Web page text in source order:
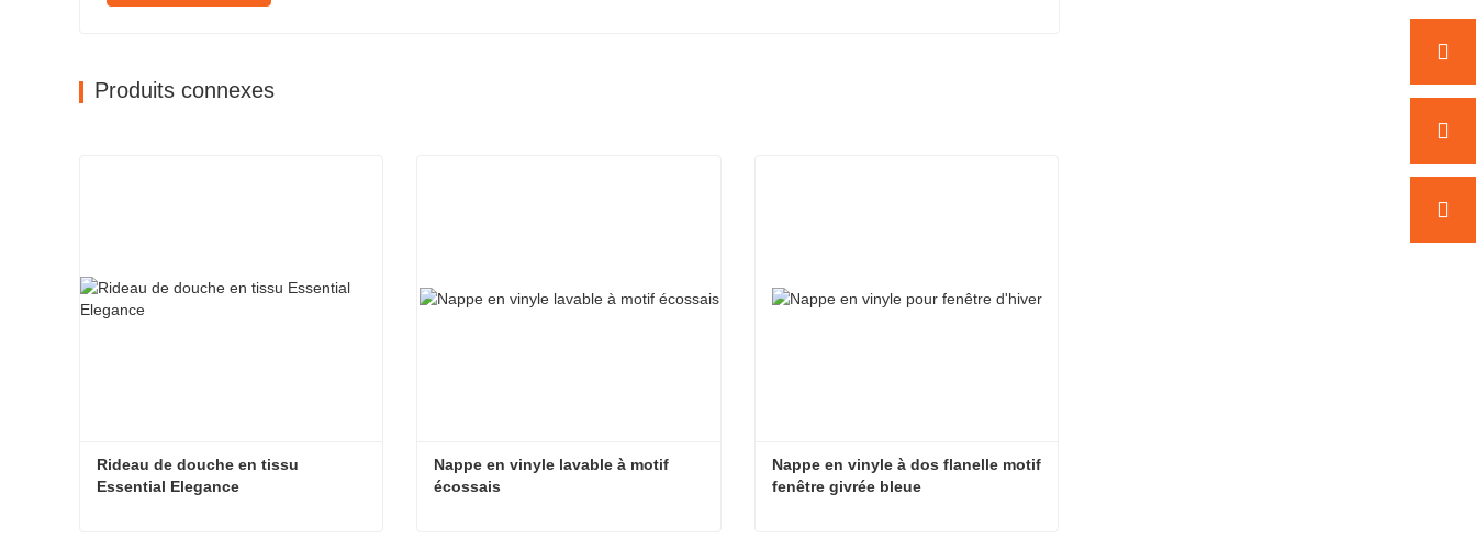
Produits connexes
Rideau de douche en tissu
Essential Elegance
Nappe en vinyle lavable à motif
écossais
Nappe en vinyle à dos flanelle motif
fenêtre givrée bleue